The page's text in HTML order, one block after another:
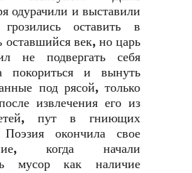
одурачили и выставили
грозились оставить в
оставшийся век, но царь
не подвергать себя
покориться и вынуть
под рясой, только
извлечения его из
пут в гниющих
Поэзия окончила свое
когда начали
мусор как наличие